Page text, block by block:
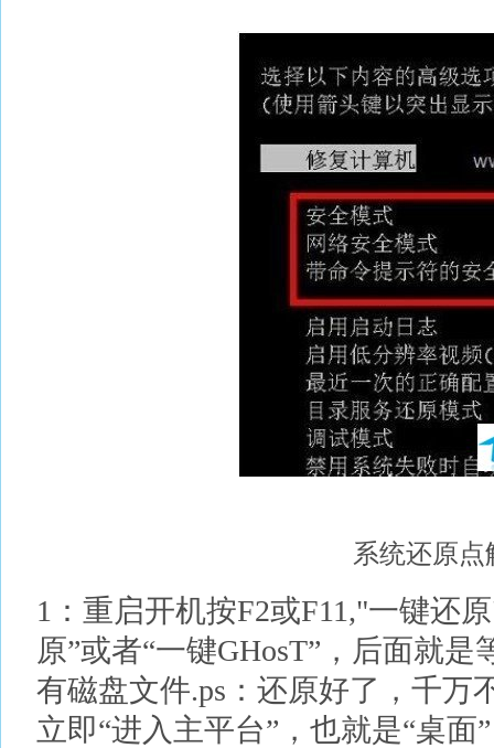
系统还原点
1：重启开机按F2或F11,"一键还
原”或者“一键GHosT”，后面就
有磁盘文件.ps：还原好了，千万
立即“进入主平台”，也就是“桌面